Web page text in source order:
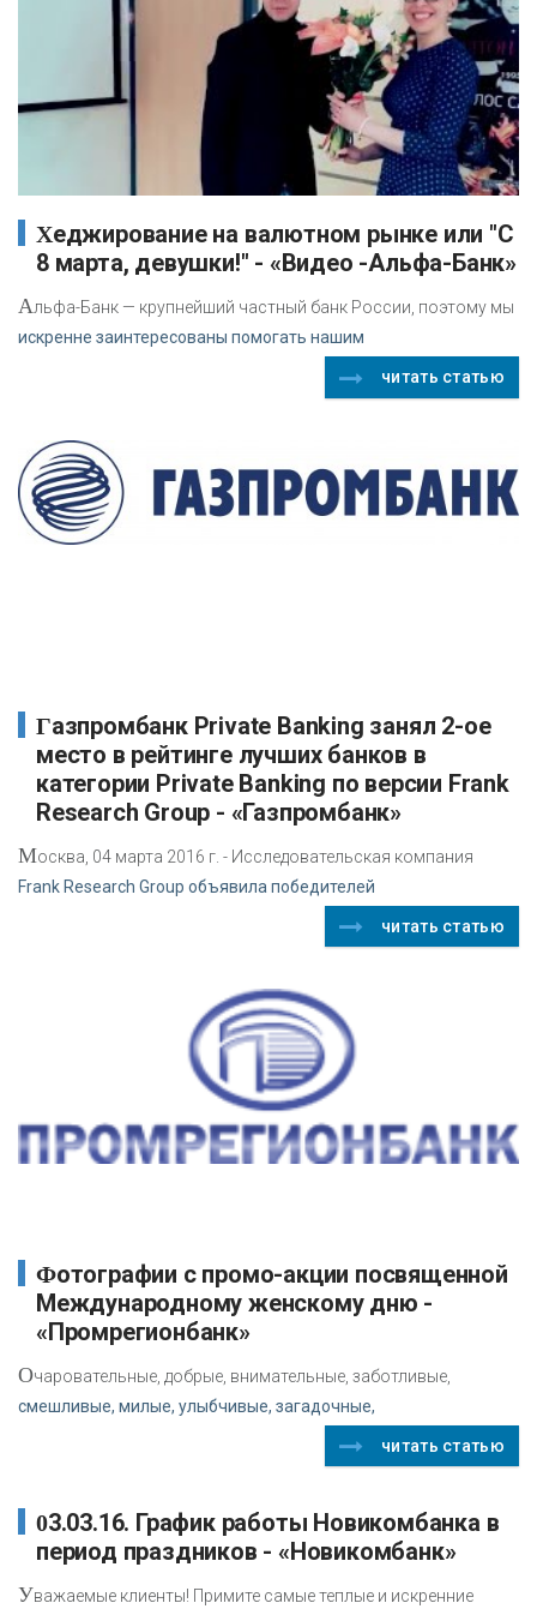
Хеджирование на валютном рынке или "C
8 марта, девушки!" - «Видео -Альфа-Банк»
Альфа-Банк — крупнейший частный банк России, поэтому мы
искренне заинтересованы помогать нашим
читать статью
Газпромбанк Private Banking занял 2-ое
место в рейтинге лучших банков в
категории Private Banking по версии Frank
Research Group - «Газпромбанк»
Москва, 04 марта 2016 г. - Исследовательская компания
Frank Research Group объявила победителей
читать статью
Фотографии с промо-акции посвященной
Международному женскому дню -
«Промрегионбанк»
Очаровательные, добрые, внимательные, заботливые,
смешливые, милые, улыбчивые, загадочные,
читать статью
03.03.16. График работы Новикомбанка в
период праздников - «Новикомбанк»
Уважаемые клиенты! Примите самые теплые и искренние